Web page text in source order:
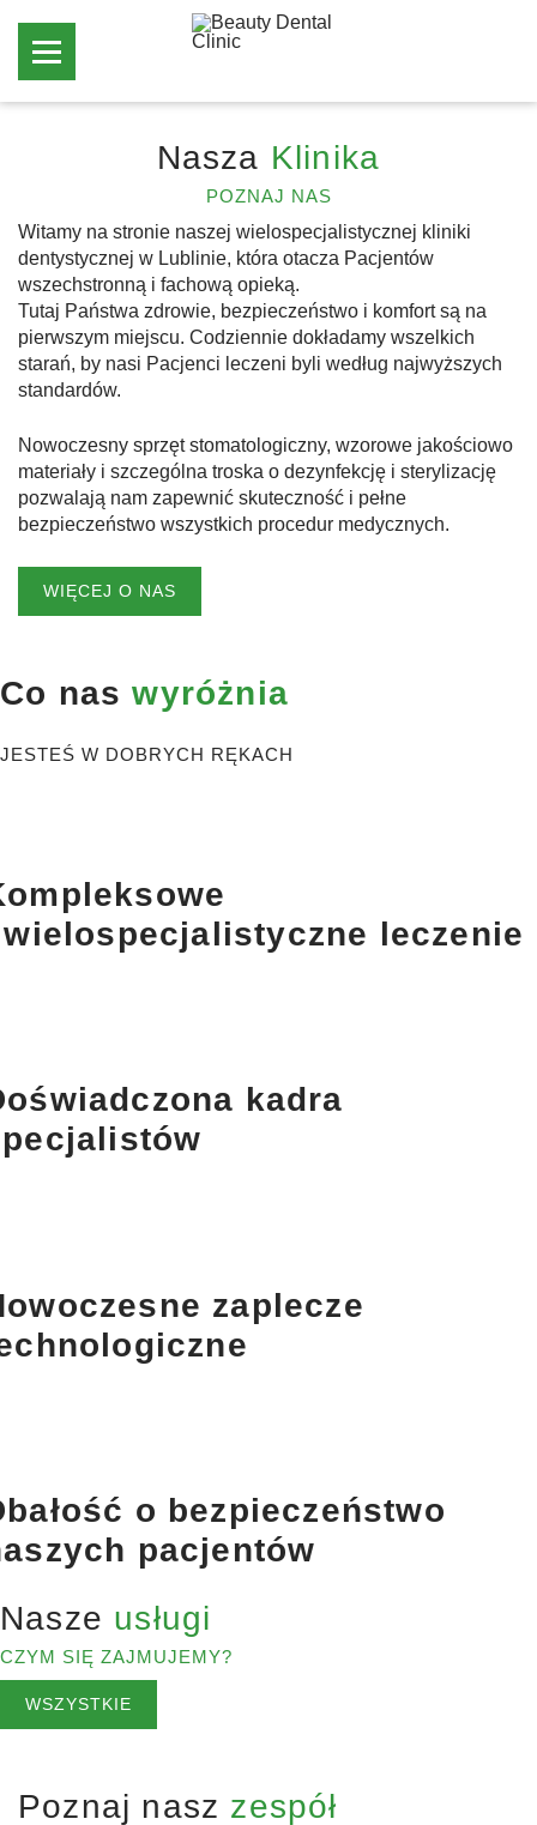
Nasza Klinika
POZNAJ NAS
Witamy na stronie naszej wielospecjalistycznej kliniki
dentystycznej w Lublinie, która otacza Pacjentów
wszechstronną i fachową opieką.
Tutaj Państwa zdrowie, bezpieczeństwo i komfort są na
pierwszym miejscu. Codziennie dokładamy wszelkich
starań, by nasi Pacjenci leczeni byli według najwyższych
standardów.
Nowoczesny sprzęt stomatologiczny, wzorowe jakościowo
materiały i szczególna troska o dezynfekcję i sterylizację
pozwalają nam zapewnić skuteczność i pełne
bezpieczeństwo wszystkich procedur medycznych.
WIĘCEJ O NAS
Co naswyróżnia
JESTEŚ W DOBRYCH RĘKACH
leczenie
kadra
zaplecze
o bezpieczeństwo
pacjentów
Nasze usługi
CZYM SIĘ ZAJMUJEMY?
WSZYSTKIE
Poznaj nasz zespół